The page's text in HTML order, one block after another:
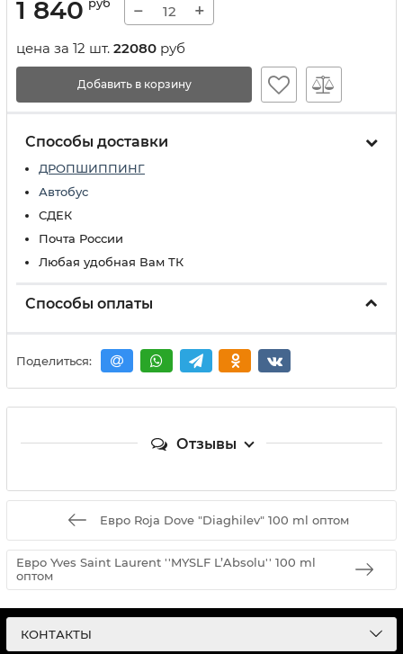
1 840 − +
цена за 12 шт. 22080 руб
Добавить в корзину
Способы доставки
ДРОПШИППИНГ
Автобус
СДЕК
Почта России
Любая удобная Вам ТК
Способы оплаты
Поделиться:
Отзывы
Евро Roja Dove "Diaghilev" 100 ml оптом
Евро Yves Saint Laurent ''MYSLF L’Absolu'' 100 ml
оптом
КОНТАКТЫ